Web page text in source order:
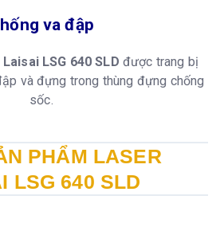
va đập
LSG 640 SLD được trang bị
và đựng trong thùng đựng chống
sốc.
PHẨM LASER
LSG 640 SLD